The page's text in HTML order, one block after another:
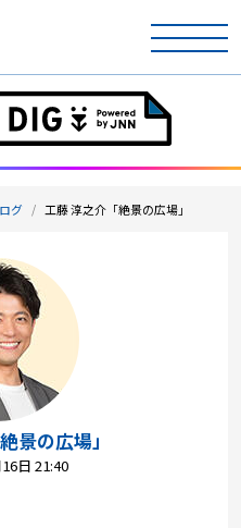
グ 工藤 淳之介「絶景の広場」
景の広場」
日 21:40